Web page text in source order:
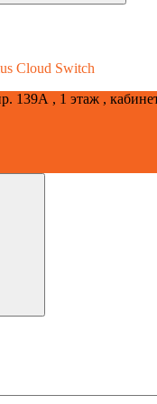
Cloud Switch
139А , 1 этаж ,